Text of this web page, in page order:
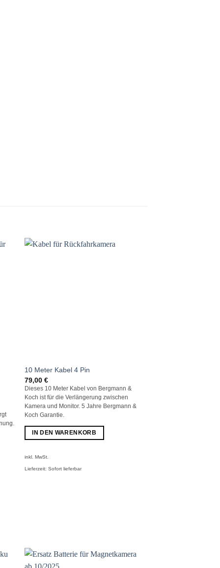
10 Meter Kabel 4 Pin
79,00 €
Dieses 10 Meter Kabel von Bergmann &
Koch ist für die Verlängerung zwischen
Kamera und Monitor. 5 Jahre Bergmann &
Koch Garantie.
IN DEN WARENKORB
inkl. MwSt.
Lieferzeit: Sofort lieferbar